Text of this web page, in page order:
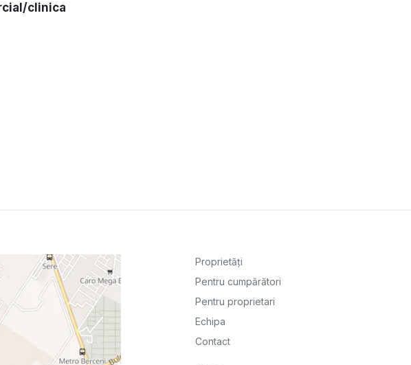
clinica
Proprietăți
Pentru cumpărători
Pentru proprietari
Echipa
Contact